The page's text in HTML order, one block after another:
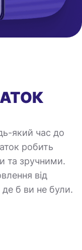
який час до
робить
та зручними.
від
б ви не були.